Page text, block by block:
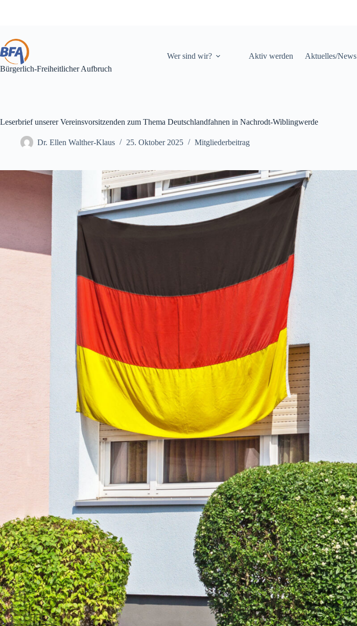
Bürgerlich-Freiheitlicher Aufbruch
Wer sind wir? Aktiv werden Aktuelles/News
Leserbrief unserer Vereinsvorsitzenden zum Thema Deutschlandfahnen in Nachrodt-Wiblingwerde
Dr. Ellen Walther-Klaus 25. Oktober 2025 Mitgliederbeitrag